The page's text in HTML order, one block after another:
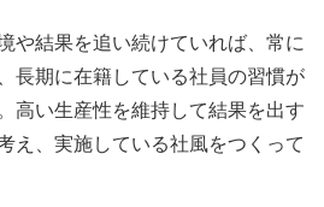
や結果を追い続けていれば、常に
長期に在籍している社員の習慣が
高い生産性を維持して結果を出す
え、実施している社風をつくって